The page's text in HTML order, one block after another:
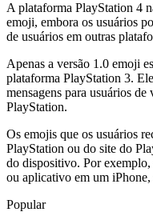
A plataforma PlayStation 4
emoji, embora os usuários
de usuários em outras
Apenas a versão 1.0 emoji
plataforma PlayStation 3.
mensagens para usuários
PlayStation.
Os emojis que os usuários
PlayStation ou do site do
do dispositivo. Por
ou aplicativo em um
Popular